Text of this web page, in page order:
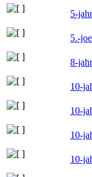
5-
5.-
8-
10-
10-
10-
10-